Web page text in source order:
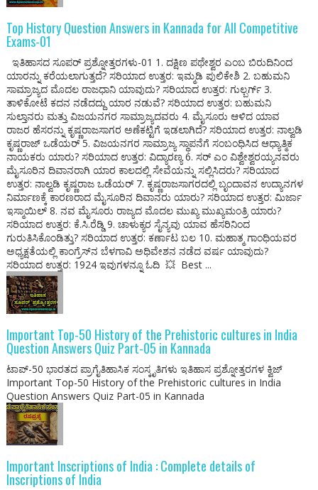
Top History Question Answers in Kannada for All Competitive
Exams-01
ಇತಿಹಾಸದ ಸೂಪರ್ ಪ್ರಶ್ನೋತ್ತರಗಳು-01 1. ದಕ್ಷಿಣ ಪಥೇಶ್ವರ ಎಂಬ ಬಿರುದಿನಿಂದ
ಯಾರನ್ನು ಕರೆಯಲಾಗುತ್ತದೆ? ಸರಿಯಾದ ಉತ್ತರ: ಇಮ್ಮಡಿ ಪುಲಿಕೇಶಿ 2. ಬಹುಮನಿ
ಸಾಮ್ರಾಜ್ಯದ ಮೊದಲ ರಾಜಧಾನಿ ಯಾವುದು? ಸರಿಯಾದ ಉತ್ತರ: ಗುಲ್ಬರ್ಗ್ 3.
ತಾಳಿಕೋಟೆ ಕದನ ನಡೆದದ್ದು ಯಾರ ನಡುವೆ? ಸರಿಯಾದ ಉತ್ತರ: ಬಹುಮನಿ
ಸುಲ್ತಾನರು ಮತ್ತು ವಿಜಯನಗರ ಸಾಮ್ರಾಜ್ಯದವರು 4. ಮೈಸೂರು ಆಳಿದ ಯಾವ
ರಾಜರ ಹೆಸರನ್ನು ಕೃಷ್ಣರಾಜಸಾಗರ ಅಣೆಕಟ್ಟಿಗೆ ಇಡಲಾಗಿದೆ? ಸರಿಯಾದ ಉತ್ತರ: ನಾಲ್ವಡಿ
ಕೃಷ್ಣರಾಜ್ ಒಡೆಯರ್ 5. ವಿಜಯನಗರ ಸಾಮ್ರಾಜ್ಯ ಸ್ಥಾಪನೆಗೆ ಸಂಬಂಧಿಸಿದ ಆಧ್ಯಾತ್ಮಿಕ
ನಾಯಕರು ಯಾರು? ಸರಿಯಾದ ಉತ್ತರ: ವಿದ್ಯಾರಣ್ಯ 6. ಸರ್ ಎಂ ವಿಶ್ವೇಶ್ವರಯ್ಯನವರು
ಮೈಸೂರಿನ ದಿವಾನರಾಗಿ ಯಾರ ಕಾಲದಲ್ಲಿ ಸೇವೆಯನ್ನು ಸಲ್ಲಿಸಿದರು? ಸರಿಯಾದ
ಉತ್ತರ: ನಾಲ್ವಡಿ ಕೃಷ್ಣರಾಜ ಒಡೆಯರ್ 7. ಕೃಷ್ಣರಾಜಸಾಗರದಲ್ಲಿ ಬೃಂದಾವನ ಉದ್ಯಾನಗಳ
ನಿರ್ಮಾಣಕ್ಕೆ ಕಾರಣರಾದ ಮೈಸೂರಿನ ದಿವಾನರು ಯಾರು? ಸರಿಯಾದ ಉತ್ತರ: ಮಿರ್ಜಾ
ಇಸ್ಮಾಯಿಲ್ 8. ನವ ಮೈಸೂರು ರಾಜ್ಯದ ಮೊದಲ ಮುಖ್ಯ ಮುಖ್ಯಮಂತ್ರಿ ಯಾರು?
ಸರಿಯಾದ ಉತ್ತರ: ಕೆ.ಸಿ.ರೆಡ್ಡಿ 9. ಚಾಳುಕ್ಯರ ಸೈನ್ಯವು ಯಾವ ಹೆಸರಿನಿಂದ
ಗುರುತಿಸಿಕೊಂಡಿತ್ತು? ಸರಿಯಾದ ಉತ್ತರ: ಕರ್ಣಾಟ ಬಲ 10. ಮಹಾತ್ಮ ಗಾಂಧಿಯವರ
ಅಧ್ಯಕ್ಷತೆಯಲ್ಲಿ ಕಾಂಗ್ರೆಸ್‌ನ ಬೆಳಗಾವಿ ಅಧಿವೇಶನ ನಡೆದ ವರ್ಷ ಯಾವುದು?
ಸರಿಯಾದ ಉತ್ತರ: 1924 ಇವುಗಳನ್ನೂ ಓದಿ 💥 Best ...
Important Top-50 History of the Prehistoric cultures in India
Question Answers Quiz Part-05 in Kannada
ಟಾಪ್-50 ಭಾರತದ ಪ್ರಾಗೈತಿಹಾಸಿಕ ಸಂಸ್ಕೃತಿಗಳು ಇತಿಹಾಸ ಪ್ರಶ್ನೋತ್ತರಗಳ ಕ್ವಿಜ್
Important Top-50 History of the Prehistoric cultures in India
Question Answers Quiz Part-05 in Kannada
Important Inscriptions of India : Complete details of
Inscriptions of India